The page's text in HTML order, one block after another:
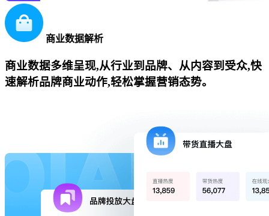
商业数据解析
商业数据多维呈现,从行业到品牌、从内容到受众,快
速解析品牌商业动作,轻松掌握营销态势。